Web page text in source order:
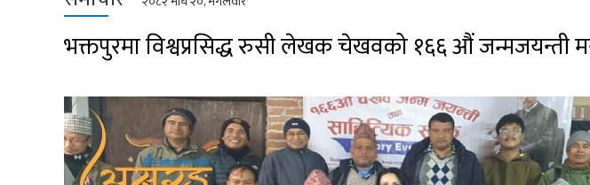
भक्तपुरमा विश्वप्रसिद्ध रुसी लेखक चेखवको १६६ औं जन्मजयन्ती